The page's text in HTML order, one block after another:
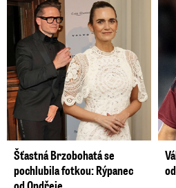
Šťastná Brzobohatá se
pochlubila fotkou: Rýpanec